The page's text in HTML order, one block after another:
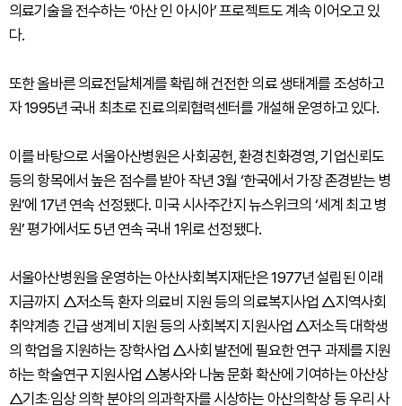
의료기술을 전수하는 ‘아산 인 아시아’ 프로젝트도 계속 이어오고 있
다.
또한 올바른 의료전달체계를 확립해 건전한 의료 생태계를 조성하고
자 1995년 국내 최초로 진료의뢰협력센터를 개설해 운영하고 있다.
이를 바탕으로 서울아산병원은 사회공헌, 환경친화경영, 기업신뢰도
등의 항목에서 높은 점수를 받아 작년 3월 ‘한국에서 가장 존경받는 병
원’에 17년 연속 선정됐다. 미국 시사주간지 뉴스위크의 ‘세계 최고 병
원’ 평가에서도 5년 연속 국내 1위로 선정됐다.
서울아산병원을 운영하는 아산사회복지재단은 1977년 설립된 이래
지금까지 △저소득 환자 의료비 지원 등의 의료복지사업 △지역사회
취약계층 긴급 생계비 지원 등의 사회복지 지원사업 △저소득 대학생
의 학업을 지원하는 장학사업 △사회 발전에 필요한 연구 과제를 지원
하는 학술연구 지원사업 △봉사와 나눔 문화 확산에 기여하는 아산상
△기초‧임상 의학 분야의 의과학자를 시상하는 아산의학상 등 우리 사